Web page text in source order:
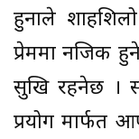
हुनाले
प्रेममा नजिक
सुखि रहनेछ ।
प्रयोग मार्फत